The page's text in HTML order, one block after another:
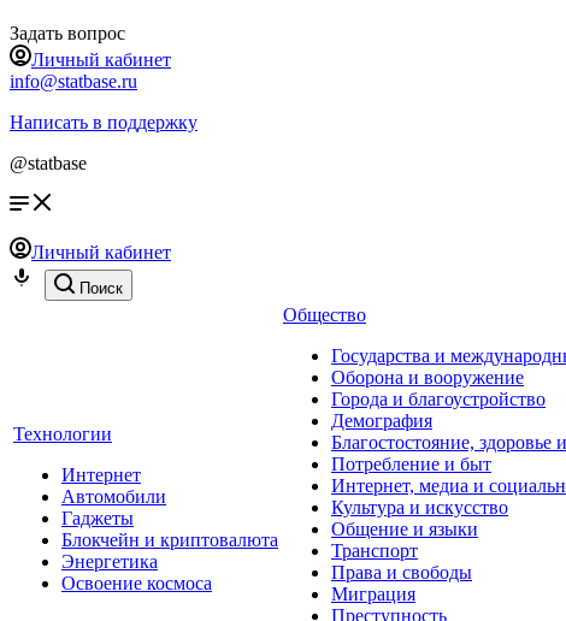
Задать вопрос
Личный кабинет
info@statbase.ru
Написать в поддержку
@statbase
Личный кабинет
Поиск
Технологии
Интернет
Автомобили
Гаджеты
Блокчейн и криптовалюта
Энергетика
Освоение космоса
Общество
Государства и
Оборона и вооружение
Города и благоустройство
Демография
Благостостояние, здоровье
Потребление и быт
Интернет, медиа и
Культура и искусство
Общение и языки
Транспорт
Права и свободы
Миграция
Преступность